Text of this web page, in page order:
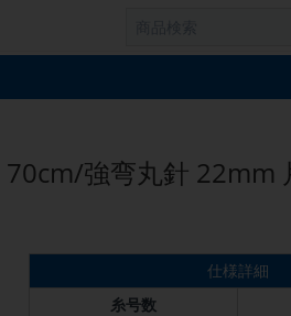
強弯丸針 22mm
仕様詳細
糸号数